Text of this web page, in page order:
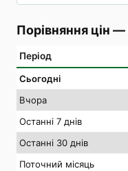
Порівняння цін —
Період
Сьогодні
Вчора
Останні 7 днів
Останні 30 днів
Поточний місяць